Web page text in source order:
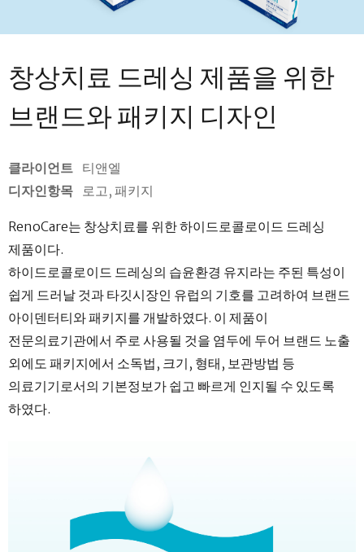
창상치료 드레싱 제품을 위한
브랜드와 패키지 디자인
클라이언트 티앤엘
디자인항목 로고, 패키지
RenoCare는 창상치료를 위한 하이드로콜로이드 드레싱
제품이다.
하이드로콜로이드 드레싱의 습윤환경 유지라는 주된 특성이
쉽게 드러날 것과 타깃시장인 유럽의 기호를 고려하여 브랜드
아이덴터티와 패키지를 개발하였다. 이 제품이
전문의료기관에서 주로 사용될 것을 염두에 두어 브랜드 노출
외에도 패키지에서 소독법, 크기, 형태, 보관방법 등
의료기기로서의 기본정보가 쉽고 빠르게 인지될 수 있도록
하였다.